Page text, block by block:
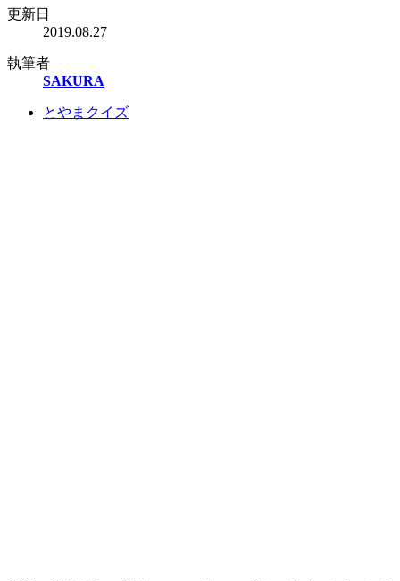
更新日
2019.08.27
執筆者
SAKURA
とやまクイズ